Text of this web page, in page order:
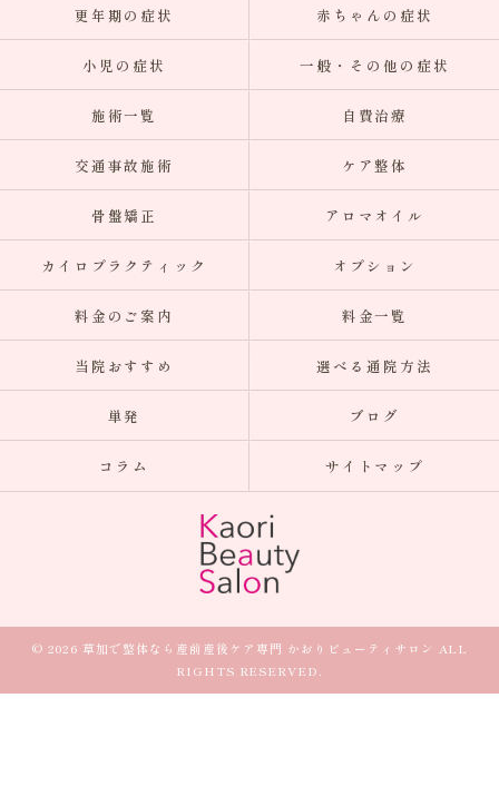
更年期の症状 赤ちゃんの症状
小児の症状 一般・その他の症状
施術一覧 自費治療
交通事故施術 ケア整体
骨盤矯正 アロマオイル
カイロプラクティック オプション
料金のご案内 料金一覧
当院おすすめ 選べる通院方法
単発 ブログ
コラム サイトマップ
© 2026 草加で整体なら産前産後ケア専門 かおりビューティサロン ALL
RIGHTS RESERVED.